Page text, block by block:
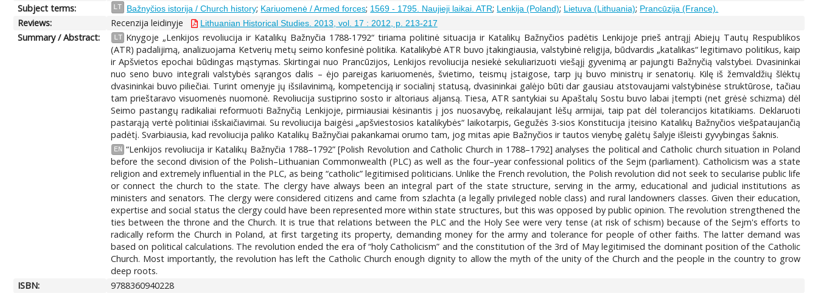
Subject terms:
LT Bažnyčios istorija / Church history; Kariuomenė / Armed forces; 1569 - 1795. Naujieji laikai. ATR; Lenkija (Poland); Lietuva (Lithuania); Prancūzija (France).
Reviews: Recenzija leidinyje Lithuanian Historical Studies. 2013, vol. 17 : 2012, p. 213-217
Summary / Abstract: LT Knygoje „Lenkijos revoliucija ir Katalikų Bažnyčia 1788-1792“ tiriama politinė situacija ir Katalikų Bažnyčios padėtis Lenkijoje prieš antrąjį Abiejų Tautų Respublikos
(ATR) padalijimą, analizuojama Ketverių metų seimo konfesinė politika. Katalikybė ATR buvo įtakingiausia, valstybinė religija, būdvardis „katalikas“ legitimavo politikus, kaip
ir Apšvietos epochai būdingas mąstymas. Skirtingai nuo Prancūzijos, Lenkijos revoliucija nesiekė sekuliarizuoti viešąjį gyvenimą ar pajungti Bažnyčią valstybei. Dvasininkai
nuo seno buvo integrali valstybės sąrangos dalis – ėjo pareigas kariuomenės, švietimo, teismų įstaigose, tarp jų buvo ministrų ir senatorių. Kilę iš žemvaldžių šlėktų
dvasininkai buvo piliečiai. Turint omenyje jų išsilavinimą, kompetenciją ir socialinį statusą, dvasininkai galėjo būti dar gausiau atstovaujami valstybinėse struktūrose, tačiau
tam prieštaravo visuomenės nuomonė. Revoliucija sustiprino sosto ir altoriaus aljansą. Tiesa, ATR santykiai su Apaštalų Sostu buvo labai įtempti (net grėsė schizma) dėl
Seimo pastangų radikaliai reformuoti Bažnyčią Lenkijoje, pirmiausiai kėsinantis į jos nuosavybę, reikalaujant lėšų armijai, taip pat dėl tolerancijos kitatikiams. Deklaruoti
pastarąją vertė politiniai išskaičiavimai. Su revoliucija baigėsi „apšviestosios katalikybės“ laikotarpis, Gegužės 3-sios Konstitucija įteisino Katalikų Bažnyčios viešpataujančią
padėtį. Svarbiausia, kad revoliucija paliko Katalikų Bažnyčiai pakankamai orumo tam, jog mitas apie Bažnyčios ir tautos vienybę galėtų šalyje išleisti gyvybingas šaknis.
EN “Lenkijos revoliucija ir Katalikų Bažnyčia 1788–1792” [Polish Revolution and Catholic Church in 1788–1792] analyses the political and Catholic church situation in Poland
before the second division of the Polish–Lithuanian Commonwealth (PLC) as well as the four–year confessional politics of the Sejm (parliament). Catholicism was a state
religion and extremely influential in the PLC, as being “catholic” legitimised politicians. Unlike the French revolution, the Polish revolution did not seek to secularise public life
or connect the church to the state. The clergy have always been an integral part of the state structure, serving in the army, educational and judicial institutions as
ministers and senators. The clergy were considered citizens and came from szlachta (a legally privileged noble class) and rural landowners classes. Given their education,
expertise and social status the clergy could have been represented more within state structures, but this was opposed by public opinion. The revolution strengthened the
ties between the throne and the Church. It is true that relations between the PLC and the Holy See were very tense (at risk of schism) because of the Sejm's efforts to
radically reform the Church in Poland, at first targeting its property, demanding money for the army and tolerance for people of other faiths. The latter demand was
based on political calculations. The revolution ended the era of “holy Catholicism” and the constitution of the 3rd of May legitimised the dominant position of the Catholic
Church. Most importantly, the revolution has left the Catholic Church enough dignity to allow the myth of the unity of the Church and the people in the country to grow
deep roots.
ISBN:
9788360940228